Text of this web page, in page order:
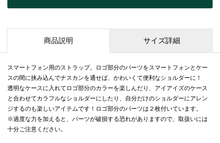
商品説明 サイズ詳細
スマートフォン用のストラップ。ロゴ部分のパーツをスマートフォンとケー
スの間に挟み込んでナスカンを通せば、かわいくて便利なショルダーに！
透明なケースに入れてロゴ部分のカラーを楽しんだり、アイアイズのケース
と合わせてカラフルなショルダーにしたり、自分だけのショルダーにアレン
ジするのも楽しいアイテムです！ロゴ部分のパーツは２枚付いています。
※過度な力を加えると、パーツが破損する恐れがありますので、取扱いには
十分ご注意ください。